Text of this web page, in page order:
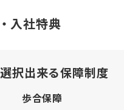
入社特典
択出来る保障制度
歩合保障